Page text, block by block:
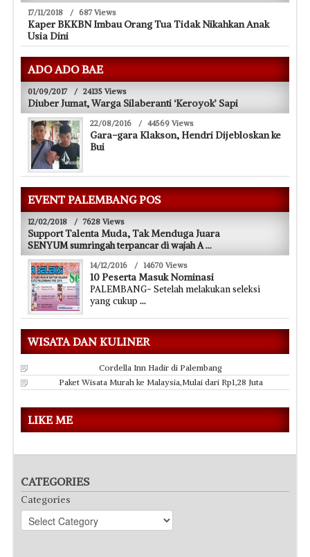
17/11/2018 / 687 Views
Kaper BKKBN Imbau Orang Tua Tidak Nikahkan Anak
Usia Dini
ADO ADO BAE
01/09/2017 / 24135 Views
Diuber Jumat, Warga Silaberanti ‘Keroyok’ Sapi
22/08/2016 / 44569 Views
Gara-gara Klakson, Hendri Dijebloskan ke
Bui
EVENT PALEMBANG POS
12/02/2018 / 7628 Views
Support Talenta Muda, Tak Menduga Juara
SENYUM sumringah terpancar di wajah A
14/12/2016 / 14670 Views
10 Peserta Masuk Nominasi
PALEMBANG- Setelah melakukan seleksi
yang cukup
WISATA DAN KULINER
Cordella Inn Hadir di Palembang
Paket Wisata Murah ke Malaysia,Mulai dari Rp1,28 Juta
LIKE ME
CATEGORIES
Categories